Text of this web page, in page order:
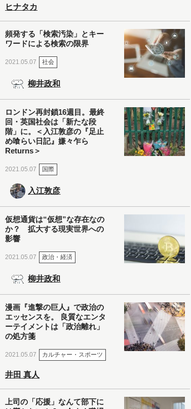
ヒナタカ
頻発する「検索汚染」とキー
ワードによる検索の限界
2021.05.07 社会
柳井政和
ロンドン再封鎖16週目。最終
回・英国社会は「新たな段
階」に。＜入江敦彦の『足止
め喰らい日記』嫌々乍ら
Returns＞
2021.05.07 国際
入江敦彦
仮想通貨は“仮想”な存在なの
か？ 拡大する現実世界への
影響
2021.05.07 政治・経済
柳井政和
漫画『進撃の巨人』で政治の
エッセンスを。 良質なエンタ
ーテイメントは「政治離れ」
の処方箋
2021.05.07 カルチャー・スポーツ
井田 真人
上司の「応援」なんて部下に